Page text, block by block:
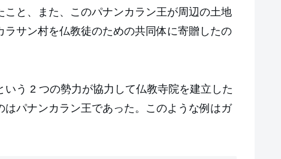
と、また、このパナンカラン王が周辺の土地
サン村を仏教徒のための共同体に寄贈したの
う 2 つの勢力が協力して仏教寺院を建立した
パナンカラン王であった。このような例はガ